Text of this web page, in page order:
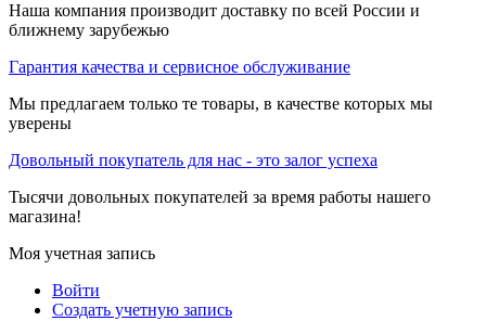
Наша компания производит доставку по всей России и
ближнему зарубежью
Гарантия качества и сервисное обслуживание
Мы предлагаем только те товары, в качестве которых мы
уверены
Довольный покупатель для нас - это залог успеха
Тысячи довольных покупателей за время работы нашего
магазина!
Моя учетная запись
Войти
Создать учетную запись